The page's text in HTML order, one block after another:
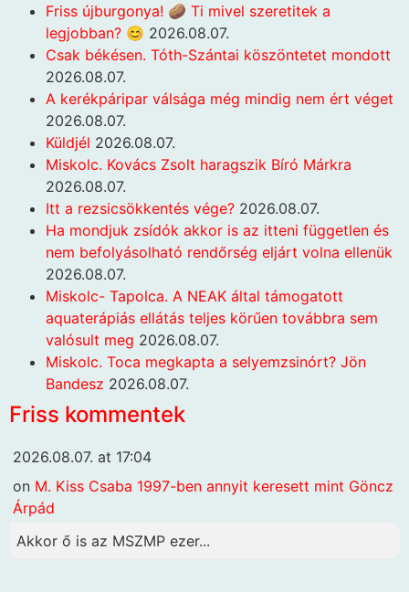
Friss újburgonya! 🥔 Ti mivel szeretitek a
legjobban? 😊 2026.08.07.
Csak békésen. Tóth-Szántai köszöntetet mondott
2026.08.07.
A kerékpáripar válsága még mindig nem ért véget
2026.08.07.
Küldjél 2026.08.07.
Miskolc. Kovács Zsolt haragszik Bíró Márkra
2026.08.07.
Itt a rezsicsökkentés vége? 2026.08.07.
Ha mondjuk zsídók akkor is az itteni független és
nem befolyásolható rendőrség eljárt volna ellenük
2026.08.07.
Miskolc- Tapolca. A NEAK által támogatott
aquaterápiás ellátás teljes körűen továbbra sem
valósult meg 2026.08.07.
Miskolc. Toca megkapta a selyemzsinórt? Jön
Bandesz 2026.08.07.
Friss kommentek
2026.08.07. at 17:04
on M. Kiss Csaba 1997-ben annyit keresett mint Göncz
Árpád
Akkor ő is az MSZMP ezer...